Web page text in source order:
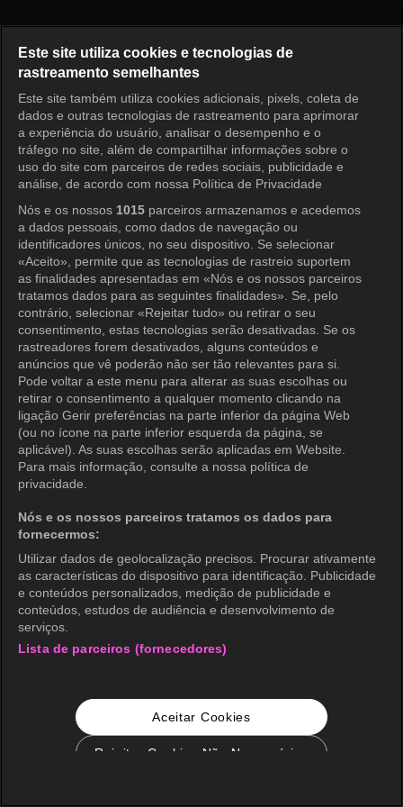
Entrar
Este site utiliza cookies e tecnologias de
rastreamento semelhantes
Este site também utiliza cookies adicionais, pixels, coleta de
dados e outras tecnologias de rastreamento para aprimorar
a experiência do usuário, analisar o desempenho e o
tráfego no site, além de compartilhar informações sobre o
uso do site com parceiros de redes sociais, publicidade e
análise, de acordo com nossa Política de Privacidade
Nós e os nossos 1015 parceiros armazenamos e acedemos
a dados pessoais, como dados de navegação ou
identificadores únicos, no seu dispositivo. Se selecionar
«Aceito», permite que as tecnologias de rastreio suportem
as finalidades apresentadas em «Nós e os nossos parceiros
tratamos dados para as seguintes finalidades». Se, pelo
contrário, selecionar «Rejeitar tudo» ou retirar o seu
consentimento, estas tecnologias serão desativadas. Se os
rastreadores forem desativados, alguns conteúdos e
anúncios que vê poderão não ser tão relevantes para si.
Pode voltar a este menu para alterar as suas escolhas ou
retirar o consentimento a qualquer momento clicando na
ligação Gerir preferências na parte inferior da página Web
(ou no ícone na parte inferior esquerda da página, se
aplicável). As suas escolhas serão aplicadas em Website.
Para mais informação, consulte a nossa política de
privacidade.
Nós e os nossos parceiros tratamos os dados para
fornecermos:
Utilizar dados de geolocalização precisos. Procurar ativamente
as características do dispositivo para identificação. Publicidade
e conteúdos personalizados, medição de publicidade e
conteúdos, estudos de audiência e desenvolvimento de
serviços.
Lista de parceiros (fornecedores)
Aceitar Cookies
Rejeitar Cookies Não Necessários